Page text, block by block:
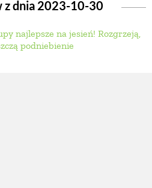
dnia 2023-10-30
najlepsze na jesień! Rozgrzeją,
podniebienie
DOM